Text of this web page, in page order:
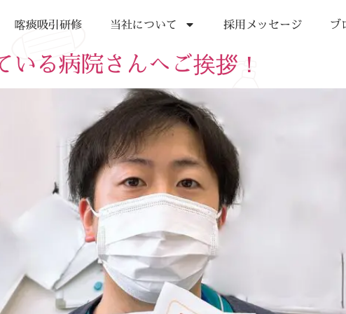
喀痰吸引研修 当社について 採用メッセージ ブ
る病院さんへご挨拶！